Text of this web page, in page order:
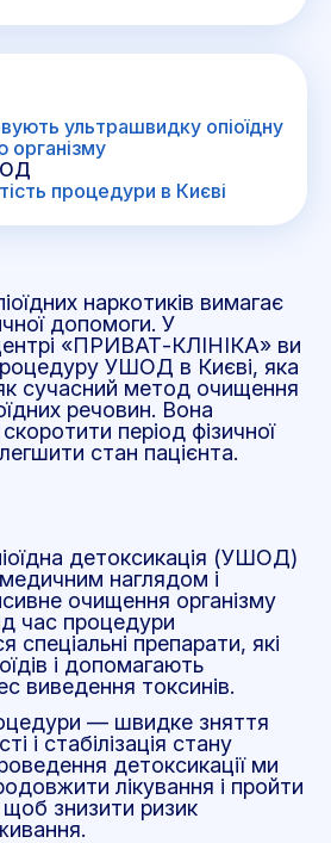
наркотиків вимагає
допомоги. У
«ПРИВАТ-КЛІНІКА» ви
УШОД в Києві, яка
сучасний метод очищення
речовин. Вона
період фізичної
стан пацієнта.
детоксикація (УШОД)
наглядом і
очищення організму
час процедури
спеціальні препарати, які
і допомагають
виведення токсинів.
— швидке зняття
і стабілізація стану
детоксикації ми
лікування і пройти
щоб знизити ризик
ультрашвидку опіоїдну
організму
процедури в Києві